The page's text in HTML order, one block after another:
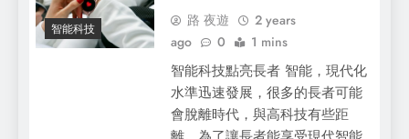
智能科技
路 夜遊
2 years
ago
0 1 mins
智能科技點亮長者 智能，現代化
水準迅速發展，很多的長者可能
會脫離時代，與高科技有些距